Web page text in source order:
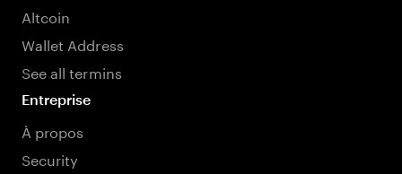
Altcoin
Wallet Address
See all termins
Entreprise
À propos
Security